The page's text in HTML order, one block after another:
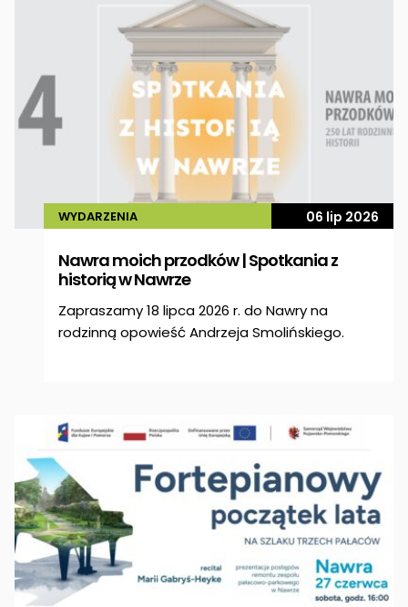
WYDARZENIA 06 lip 2026
Nawra moich przodków | Spotkania z
historią w Nawrze
Zapraszamy 18 lipca 2026 r. do Nawry na
rodzinną opowieść Andrzeja Smolińskiego.